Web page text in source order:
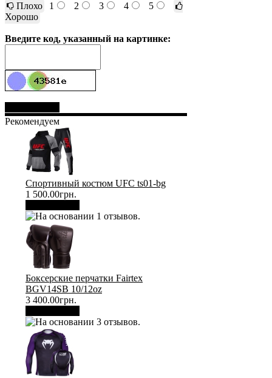
Плохо 1 2 3 4
5
Хорошо
Введите код, указанный на картинке:
Рекомендуем
Спортивный костюм UFC ts01-bg
1 500.00грн.
Боксерские перчатки Fairtex
BGV14SB 10/12oz
3 400.00грн.